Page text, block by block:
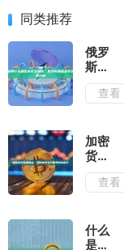
同类推荐
俄罗
斯使
用什
么加
易
所？
俄罗
斯加
密货
易所
现状
查看
加密
货币
市值
数字
资产
查看
什么
是合